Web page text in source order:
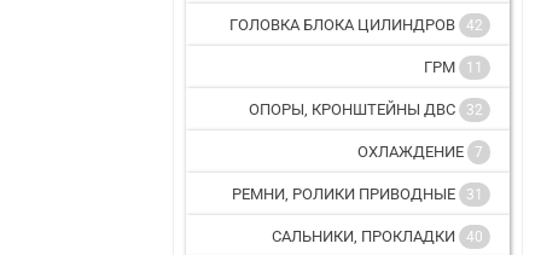
ГОЛОВКА БЛОКА ЦИЛИНДРОВ 42
ГРМ 11
ОПОРЫ, КРОНШТЕЙНЫ ДВС 32
ОХЛАЖДЕНИЕ 7
РЕМНИ, РОЛИКИ ПРИВОДНЫЕ 31
САЛЬНИКИ, ПРОКЛАДКИ 40